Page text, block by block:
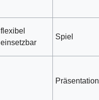
flexibel
einsetzbar
Spiel
Präsentation